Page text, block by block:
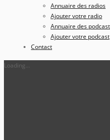
Annuaire des radios
Ajouter votre radio
Annuaire des
Ajouter votre podcast
Contact
Loading...